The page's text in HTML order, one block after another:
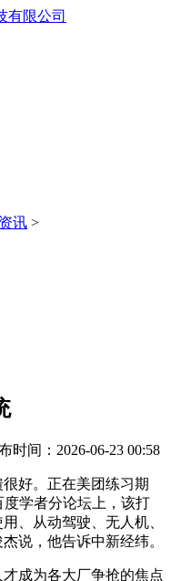
讯 >
时间：2026-06-23 00:58
好。正在美团练习期
度学者分论坛上，该打
、从动驾驶、无人机、
说，他告诉中新经纬。
成为各大厂争抢的焦点